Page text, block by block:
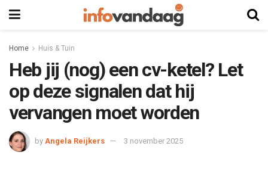
Home Huis & Tuin
Heb jij (nog) een cv-ketel? Let
op deze signalen dat hij
vervangen moet worden
by Angela Reijkers 3 november 2025